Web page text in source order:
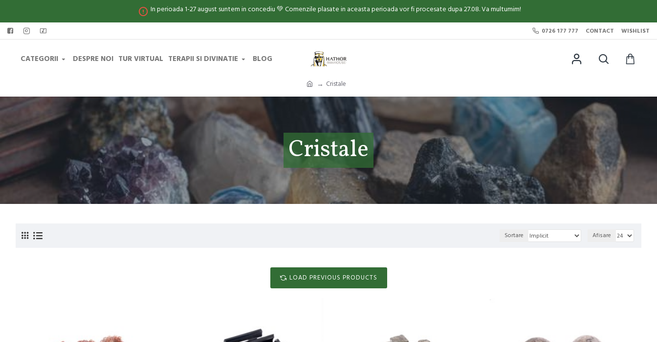
In perioada 1-27 august suntem in concediu 💚 Comenzile plasate in aceasta perioada vor fi procesate dupa 27.08. Va multumim!
0726 177 777 CONTACT WISHLIST
CATEGORII DESPRE NOI TUR VIRTUAL TERAPII SI DIVINATIE BLOG
Cristale
Cristale
Sortare Afisare
LOAD PREVIOUS PRODUCTS